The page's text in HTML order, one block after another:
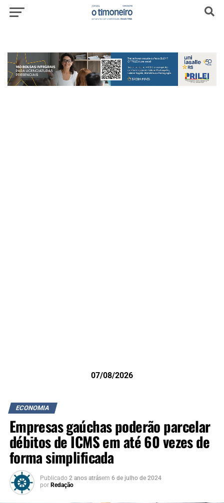
07/08/2026
ECONOMIA
Empresas gaúchas poderão parcelar
débitos de ICMS em até 60 vezes de
forma simplificada
Publicado 2 anos atrásem 6 de julho de 2024
por Redação